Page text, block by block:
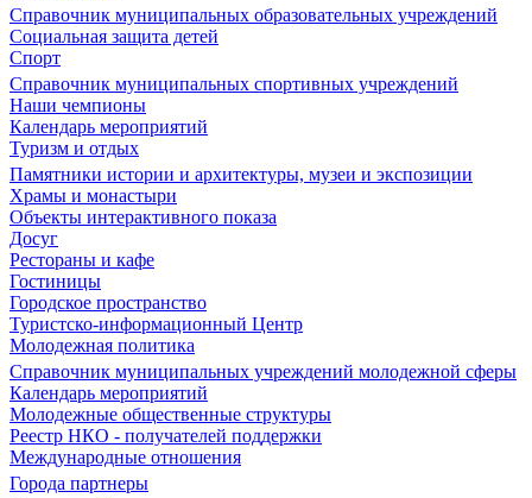
Справочник муниципальных образовательных учреждений
Социальная защита детей
Спорт
Справочник муниципальных спортивных учреждений
Наши чемпионы
Календарь мероприятий
Туризм и отдых
Памятники истории и архитектуры, музеи и экспозиции
Храмы и монастыри
Объекты интерактивного показа
Досуг
Рестораны и кафе
Гостиницы
Городское пространство
Туристско-информационный Центр
Молодежная политика
Справочник муниципальных учреждений молодежной сферы
Календарь мероприятий
Молодежные общественные структуры
Реестр НКО - получателей поддержки
Международные отношения
Города партнеры